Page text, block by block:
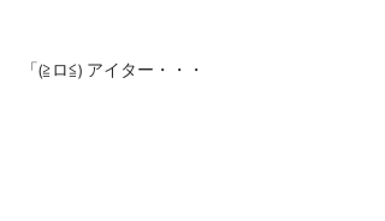
「(≧ロ≦) アイター・・・